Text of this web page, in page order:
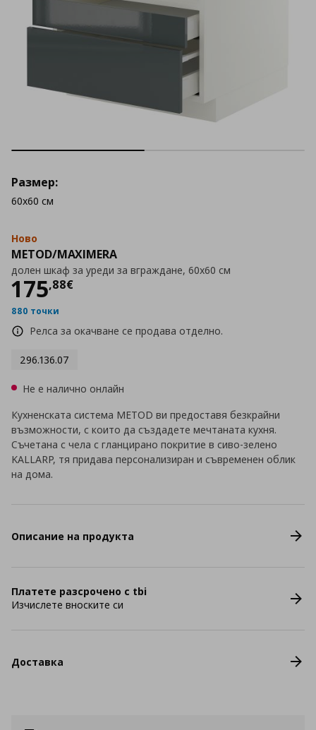
Ново
METOD/MAXIMERA
долен шкаф за уреди за вграждане, 60x60 см
175,88€
Цена
880 точки
Релса за окачване се продава отделно.
296.136.07
Размер:
60x60 см
Не е налично онлайн
Кухненската система METOD ви предоставя безкрайни
възможности, с които да създадете мечтаната кухня.
Съчетана с чела с гланцирано покритие в сиво-зелено
KALLARP, тя придава персонализиран и съвременен облик
на дома.
Описание на продукта
Платете разсрочено с tbi
Изчислете вноските си
Доставка